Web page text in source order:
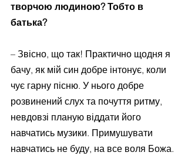
творчою людиною? Тобто в
батька?
– Звісно, що так! Практично щодня я
бачу, як мій син добре інтонує, коли
чує гарну пісню. У нього добре
розвинений слух та почуття ритму,
невдовзі планую віддати його
навчатись музики. Примушувати
навчатись не буду, на все воля Божа.